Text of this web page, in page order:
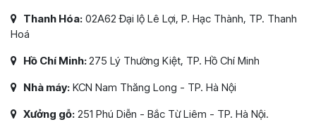
Thanh Hóa: 02A62 Đại lộ Lê Lợi, P. Hạc Thành, TP. Thanh
Hoá
Hồ Chí Minh:275 Lý Thường Kiệt, TP. Hồ Chí Minh
Nhà máy: KCN Nam Thăng Long - TP. Hà Nội
Xưởng gỗ: 251 Phú Diễn - Bắc Từ Liêm - TP. Hà Nội.